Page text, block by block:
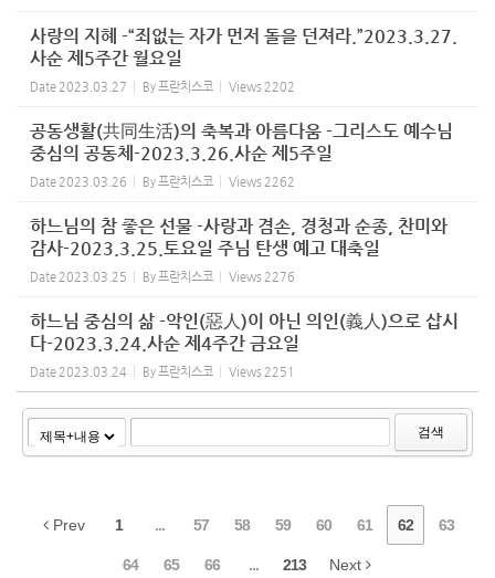
사랑의 지혜 -“죄없는 자가 먼저 돌을 던져라.”2023.3.27.
사순 제5주간 월요일
Date 2023.03.27 By프란치스코 Views 2202
공동생활(共同生活)의 축복과 아름다움 -그리스도 예수님
중심의 공동체-2023.3.26.사순 제5주일
Date 2023.03.26 By프란치스코 Views 2262
하느님의 참 좋은 선물 -사랑과 겸손, 경청과 순종, 찬미와
감사-2023.3.25.토요일 주님 탄생 예고 대축일
Date 2023.03.25 By프란치스코 Views 2276
하느님 중심의 삶 -악인(惡人)이 아닌 의인(義人)으로 삽시
다-2023.3.24.사순 제4주간 금요일
Date 2023.03.24 By프란치스코 Views 2251
검색
Prev 1 ... 57 58 59 60 61 62 63
64 65 66 ... 213 Next